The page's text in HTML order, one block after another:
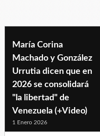
María Corina
Machado y González
Urrutia dicen que en
2026 se consolidará
"la libertad" de
Venezuela (+Video)
1 Enero 2026